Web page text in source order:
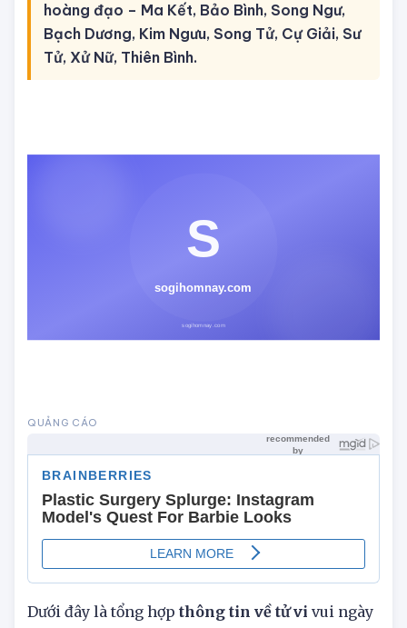
hoàng đạo – Ma Kết, Bảo Bình, Song Ngư,
Bạch Dương, Kim Ngưu, Song Tử, Cự Giải, Sư
Tử, Xử Nữ, Thiên Bình.
Dưới đây là tổng hợp thông tin về tử vi vui ngày